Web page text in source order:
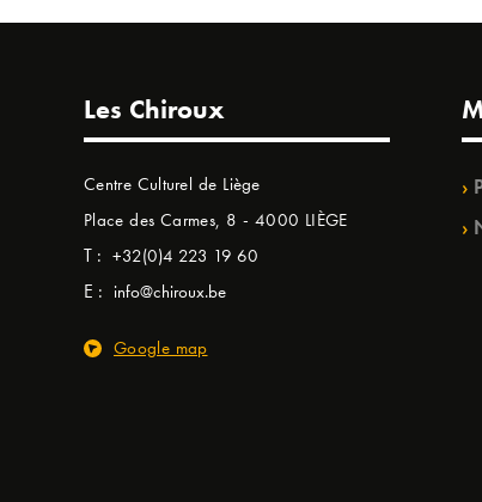
Les Chiroux
Centre Culturel de Liège
Place des Carmes, 8 - 4000 LIÈGE
T : +32(0)4 223 19 60
E : info@chiroux.be
Google map